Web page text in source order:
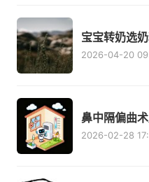
宝宝转奶选
2026-04-20
鼻中隔偏曲
2026-02-28